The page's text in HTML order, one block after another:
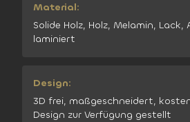
Material:
Solide Holz, Holz, Melamin, Lack,
laminiert
Design:
3D frei, maßgeschneidert,
Design zur Verfügung gestellt